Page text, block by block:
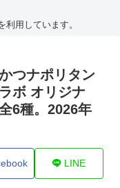
用しています。
つナポリタン
ボ オリジナ
6種。2026年
LINE